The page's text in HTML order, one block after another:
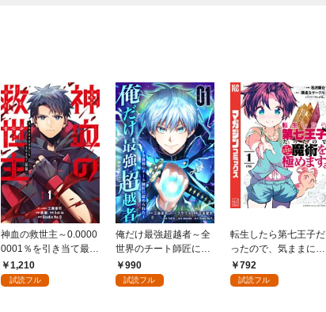
神血の救世主～0.0000
0001％を引き当て最強
へ～【電子書籍特典
付】（１）
1,210
試読フル
俺だけ最強超越者～全
世界のチート師匠に認
められた～【単行本】
（１）
990
試読フル
転生したら第七王子だ
ったので、気ままに魔
術を極めます（１）
792
試読フル